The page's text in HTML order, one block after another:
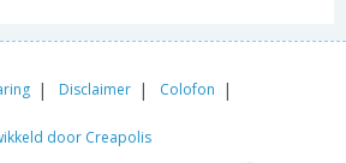
Disclaimer Colofon
door Creapolis